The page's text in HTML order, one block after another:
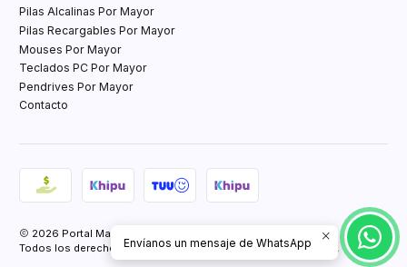
Pilas Alcalinas Por Mayor
Pilas Recargables Por Mayor
Mouses Por Mayor
Teclados PC Por Mayor
Pendrives Por Mayor
Contacto
2026 Portal Mayorista Tienda E-Commerce.
Todos los derechos reservados. Powered by Retail Market SPA
Envíanos un mensaje de WhatsApp